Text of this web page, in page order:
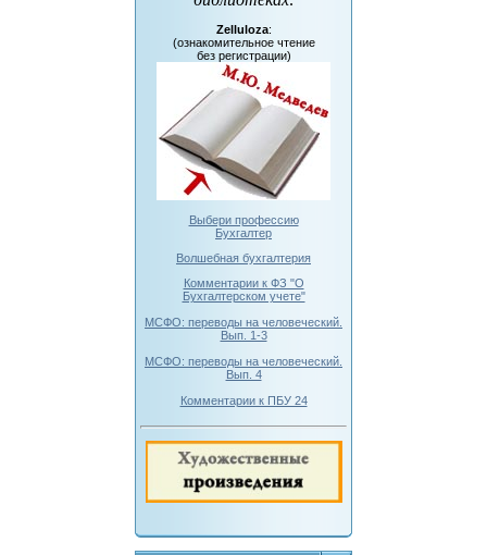
Zelluloza:
(ознакомительное чтение
без регистрации)
Выбери профессию
Бухгалтер
Волшебная бухгалтерия
Комментарии к ФЗ "О
Бухгалтерском учете"
МСФО: переводы на человеческий.
Вып. 1-3
МСФО: переводы на человеческий.
Вып. 4
Комментарии к ПБУ 24